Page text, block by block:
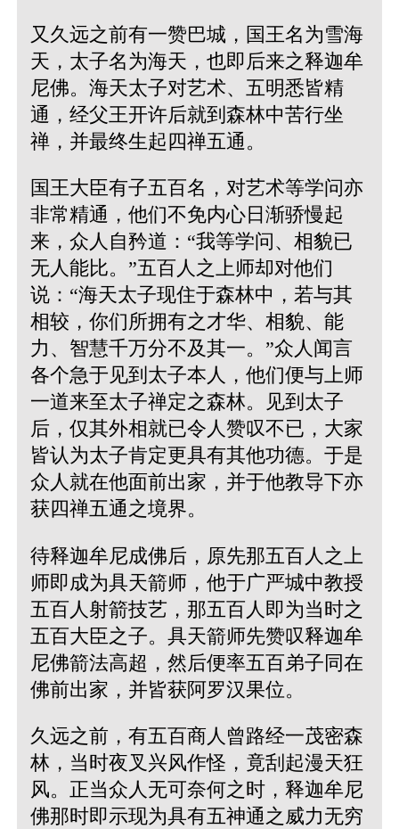
又久远之前有一赞巴城，国王名为雪海
天，太子名为海天，也即后来之释迦牟
尼佛。海天太子对艺术、五明悉皆精
通，经父王开许后就到森林中苦行坐
禅，并最终生起四禅五通。
国王大臣有子五百名，对艺术等学问亦
非常精通，他们不免内心日渐骄慢起
来，众人自矜道：“我等学问、相貌已
无人能比。”五百人之上师却对他们
说：“海天太子现住于森林中，若与其
相较，你们所拥有之才华、相貌、能
力、智慧千万分不及其一。”众人闻言
各个急于见到太子本人，他们便与上师
一道来至太子禅定之森林。见到太子
后，仅其外相就已令人赞叹不已，大家
皆认为太子肯定更具有其他功德。于是
众人就在他面前出家，并于他教导下亦
获四禅五通之境界。
待释迦牟尼成佛后，原先那五百人之上
师即成为具天箭师，他于广严城中教授
五百人射箭技艺，那五百人即为当时之
五百大臣之子。具天箭师先赞叹释迦牟
尼佛箭法高超，然后便率五百弟子同在
佛前出家，并皆获阿罗汉果位。
久远之前，有五百商人曾路经一茂密森
林，当时夜叉兴风作怪，竟刮起漫天狂
风。正当众人无可奈何之时，释迦牟尼
佛那时即示现为具有五神通之威力无穷